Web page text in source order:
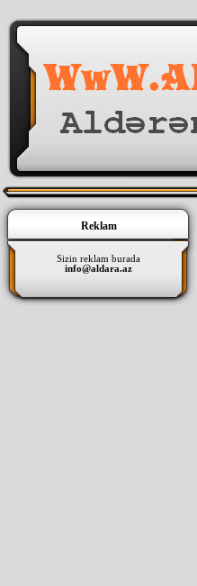
Reklam
Sizin reklam burada
info@aldara.az